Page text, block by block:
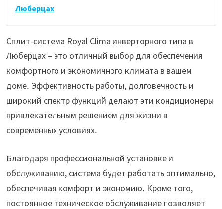
Люберцах
Сплит-система Royal Clima инверторного типа в
Люберцах – это отличный выбор для обеспечения
комфортного и экономичного климата в вашем
доме․ Эффективность работы, долговечность и
широкий спектр функций делают эти кондиционеры
привлекательным решением для жизни в
современных условиях․
Благодаря профессиональной установке и
обслуживанию, система будет работать оптимально,
обеспечивая комфорт и экономию․ Кроме того,
постоянное техническое обслуживание позволяет